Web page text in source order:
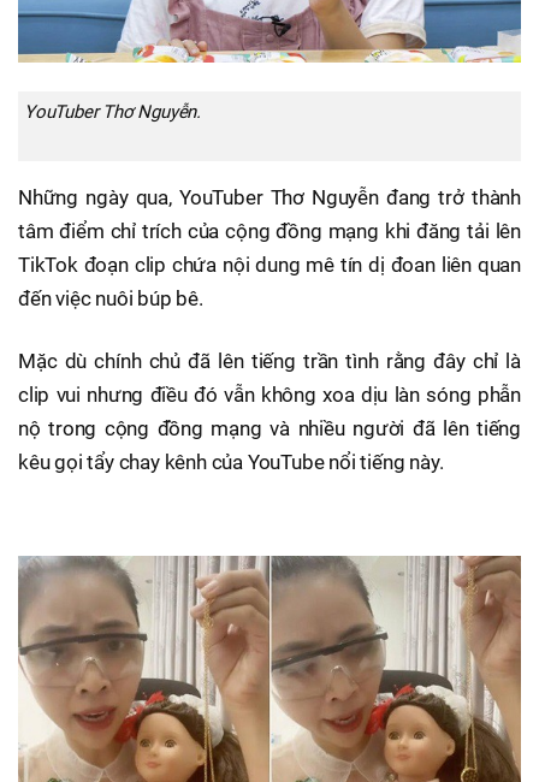
YouTuber Thơ Nguyễn.
Những ngày qua, YouTuber Thơ Nguyễn đang trở thành
tâm điểm chỉ trích của cộng đồng mạng khi đăng tải lên
TikTok đoạn clip chứa nội dung mê tín dị đoan liên quan
đến việc nuôi búp bê.
Mặc dù chính chủ đã lên tiếng trần tình rằng đây chỉ là
clip vui nhưng điều đó vẫn không xoa dịu làn sóng phẫn
nộ trong cộng đồng mạng và nhiều người đã lên tiếng
kêu gọi tẩy chay kênh của YouTube nổi tiếng này.